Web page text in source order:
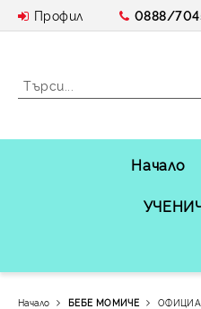
Профил 0888/
Начало
Начало БЕБЕ МОМИЧЕ